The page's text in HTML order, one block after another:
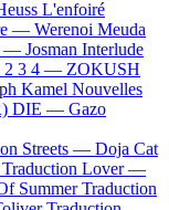
L'enfoiré
— Werenoi Meuda
— Josman Interlude
2 3 4 — ZOKUSH
Kamel Nouvelles
DIE — Gazo
Streets — Doja Cat
Traduction Lover —
Summer Traduction